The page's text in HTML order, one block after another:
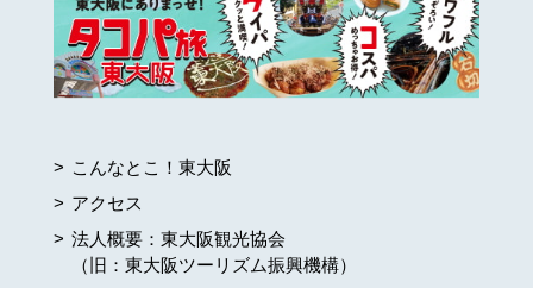
こんなとこ！東大阪
アクセス
法人概要：東大阪観光協会
（旧：東大阪ツーリズム振興機構）